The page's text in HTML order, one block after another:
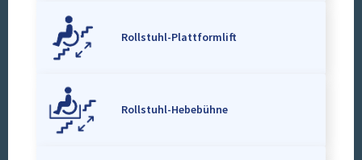
Rollstuhl-Plattformlift
Rollstuhl-Hebebühne